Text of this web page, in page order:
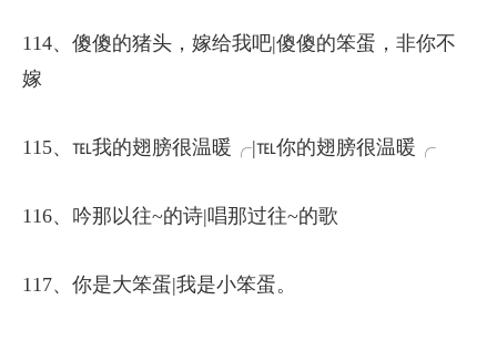
114、傻傻的猪头，嫁给我吧|傻傻的笨蛋，非你不
嫁
115、℡我的翅膀很温暖╭|℡你的翅膀很温暖╭
116、吟那以往~的诗|唱那过往~的歌
117、你是大笨蛋|我是小笨蛋。